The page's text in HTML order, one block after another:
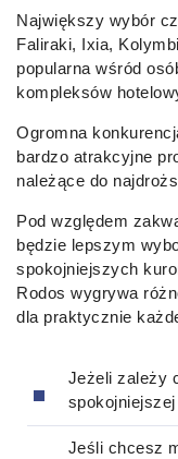
Największy wybór
Faliraki, Ixia,
popularna wśród
kompleksów
Ogromna
bardzo atrakcyjne
należące do
Pod względem
będzie lepszym
spokojniejszych
Rodos wygrywa
dla praktycznie
Jeżeli zależy
Jeśli chcesz